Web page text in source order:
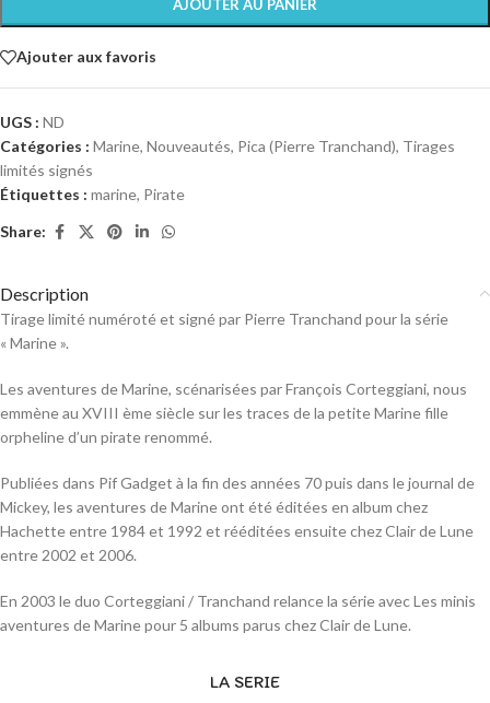
AJOUTER AU PANIER
Ajouter aux favoris
UGS : ND
Catégories : Marine, Nouveautés, Pica (Pierre Tranchand), Tirages
limités signés
Étiquettes : marine, Pirate
Share:
Description
Tirage limité numéroté et signé par Pierre Tranchand pour la série
« Marine ».
Les aventures de Marine, scénarisées par François Corteggiani, nous
emmène au XVIII ème siècle sur les traces de la petite Marine fille
orpheline d’un pirate renommé.
Publiées dans Pif Gadget à la fin des années 70 puis dans le journal de
Mickey, les aventures de Marine ont été éditées en album chez
Hachette entre 1984 et 1992 et rééditées ensuite chez Clair de Lune
entre 2002 et 2006.
En 2003 le duo Corteggiani / Tranchand relance la série avec Les minis
aventures de Marine pour 5 albums parus chez Clair de Lune.
LA SERIE